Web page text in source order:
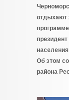
отдыхают
Об этом
района